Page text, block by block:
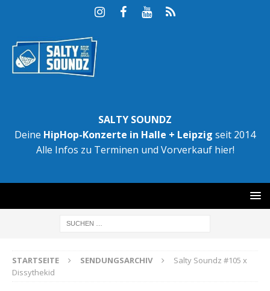
SALTY SOUNDZ
Deine HipHop-Konzerte in Halle + Leipzig seit 2014
Alle Infos zu Terminen und Vorverkauf hier!
STARTSEITE SENDUNGSARCHIV
Salty Soundz #105 x
Dissythekid